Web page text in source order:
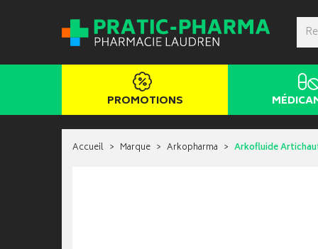
PROMOTIONS
Accueil Marque Arkopharma Arkofluide